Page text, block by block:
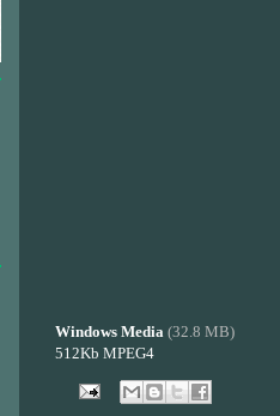
Windows Media (32.8 MB)
512Kb MPEG4